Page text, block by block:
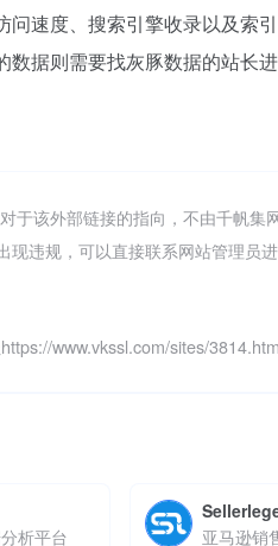
速度、搜索引擎收录以及索
据则需要找灰豚数据的站长
于该外部链接的指向，不由千帆集
违规，可以直接联系网站管理员
www.vkssl.com/sites/
析平台 亚马逊销